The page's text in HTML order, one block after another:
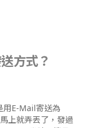
方式？
用E-Mail寄送為
上就弄丟了，發過